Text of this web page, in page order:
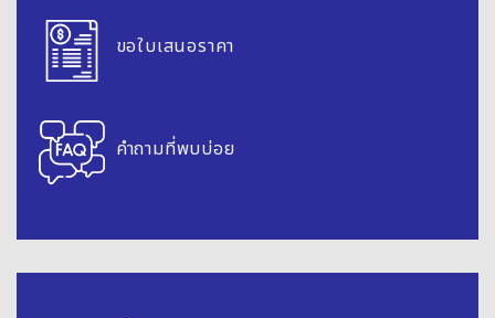
ขอใบเสนอราคา
คำถามที่พบบ่อย